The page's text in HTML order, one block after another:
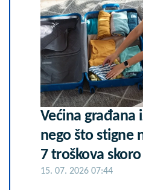
Većina građana
nego što stigne
7 troškova
15. 07. 2026 07:44